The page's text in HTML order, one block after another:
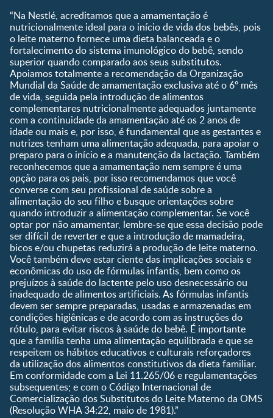
Fale conosco
Shopping
Compre Agora
Gravidez
Pós-Parto
0 a 5 meses
6 a 8 meses
9 a 12 meses
1 a 3 anos
Pré-escolar
Desenvolvimento
Ser Mãe e Pai
Nutrição, Alimentação e
Saúde
Ferramentas
Quando eu ficarei fértil?
Que dia meu bebê vai
nascer?
Guia de Nomes para Bebê
Calendário de semanas de
gravidez
Calculadora de cor dos
olhos
Curva de crescimento do
bebê
Planeta dos Pais
Receitas
“Na Nestlé, acreditamos que a amamentação é
nutricionalmente ideal para o início de vida dos bebês, pois
o leite materno fornece uma dieta balanceada e o
fortalecimento do sistema imunológico do bebê, sendo
superior quando comparado aos seus substitutos.
Apoiamos totalmente a recomendação da Organização
Mundial da Saúde de amamentação exclusiva até o 6º mês
de vida, seguida pela introdução de alimentos
complementares nutricionalmente adequados juntamente
com a continuidade da amamentação até os 2 anos de
idade ou mais e, por isso, é fundamental que as gestantes e
nutrizes tenham uma alimentação adequada, para apoiar o
preparo para o início e a manutenção da lactação. Também
reconhecemos que a amamentação nem sempre é uma
opção para os pais, por isso recomendamos que você
converse com seu profissional de saúde sobre a
alimentação do seu filho e busque orientações sobre
quando introduzir a alimentação complementar. Se você
optar por não amamentar, lembre-se que essa decisão pode
ser difícil de reverter e que a introdução de mamadeira,
bicos e/ou chupetas reduzirá a produção de leite materno.
Você também deve estar ciente das implicações sociais e
econômicas do uso de fórmulas infantis, bem como os
prejuízos à saúde do lactente pelo uso desnecessário ou
inadequado de alimentos artificiais. As fórmulas infantis
devem ser sempre preparadas, usadas e armazenadas em
condições higiênicas e de acordo com as instruções do
rótulo, para evitar riscos à saúde do bebê. É importante
que a família tenha uma alimentação equilibrada e que se
respeitem os hábitos educativos e culturais reforçadores
da utilização dos alimentos constitutivos da dieta familiar.
Em conformidade com a Lei 11.265/06 e regulamentações
subsequentes; e com o Código Internacional de
Comercialização dos Substitutos do Leite Materno da OMS
(Resolução WHA 34:22, maio de 1981).”